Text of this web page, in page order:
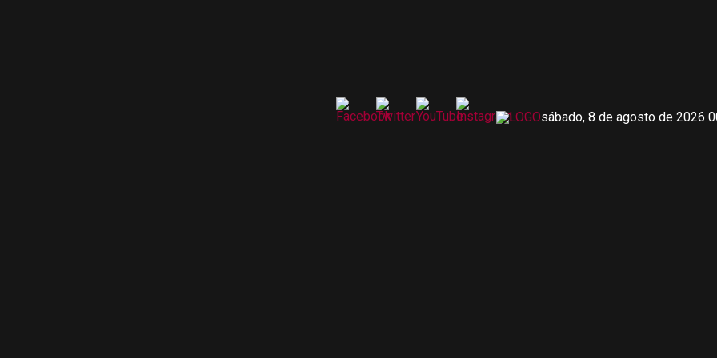
sábado, 8 de agosto de 2026